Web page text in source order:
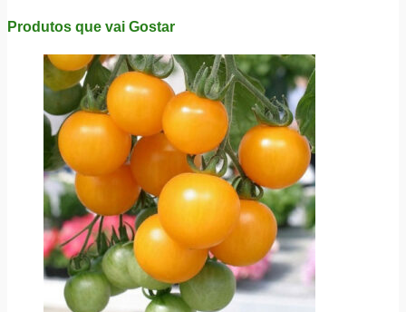
Produtos que vai Gostar